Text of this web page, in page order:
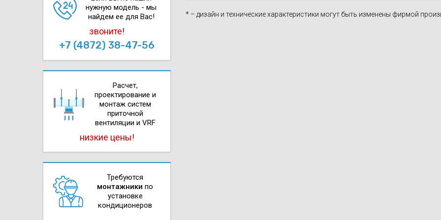
нужную модель - мы
найдем ее для Вас!
звоните!
+7 (4872) 38-47-56
Расчет,
проектирова­ние и
монтаж систем
приточной
вентиляции и VRF
низкие цены!
Требуются
монтажники по
установке
кондиционеров
* – дизайн и технические характеристики могут быть изменены фирмой